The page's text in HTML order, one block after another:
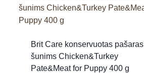
Brit Care konservuotas pašaras
šunims Chicken&Turkey
Pate&Meat for Puppy 400 g